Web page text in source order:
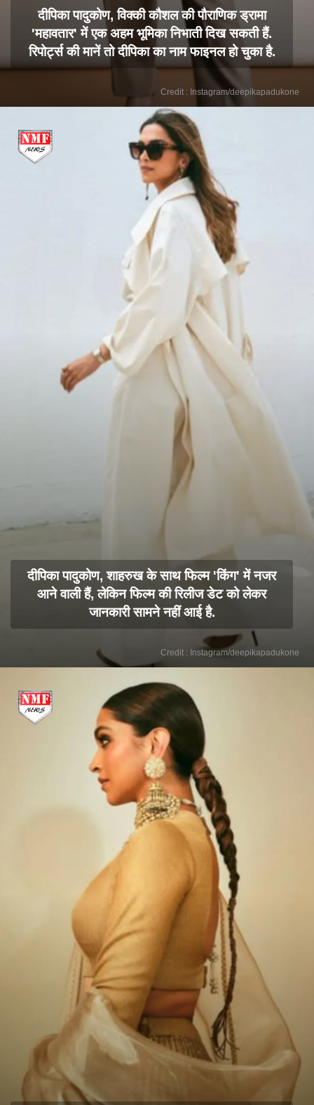
दीपिका पादुकोण, विक्की कौशल की पौराणिक ड्रामा
'महावतार' में एक अहम भूमिका निभाती दिख सकती हैं.
रिपोर्ट्स की मानें तो दीपिका का नाम फाइनल हो चुका है.
Credit : Instagram/deepikapadukone
दीपिका पादुकोण, शाहरुख के साथ फिल्म 'किंग' में नजर
आने वाली हैं, लेकिन फिल्म की रिलीज डेट को लेकर
जानकारी सामने नहीं आई है.
Credit : Instagram/deepikapadukone